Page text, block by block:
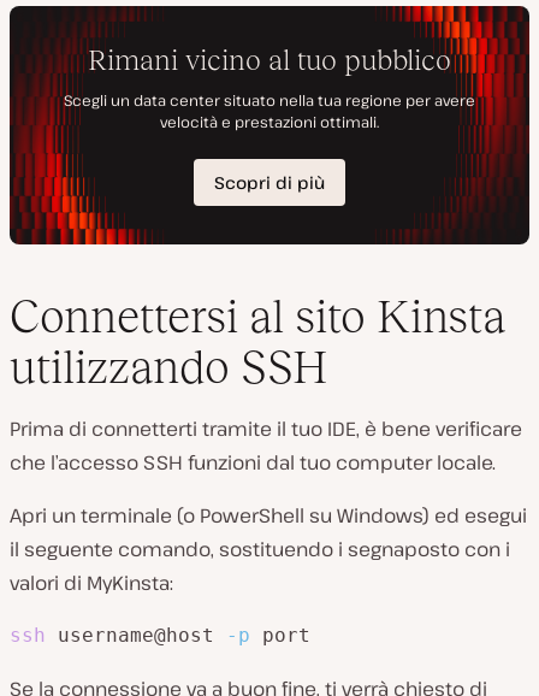
Connettersi al sito Kinsta
utilizzando SSH
Prima di connetterti tramite il tuo IDE, è bene verificare
che l’accesso SSH funzioni dal tuo computer locale.
Apri un terminale (o PowerShell su Windows) ed esegui
il seguente comando, sostituendo i segnaposto con i
valori di MyKinsta:
ssh username@host -p port
Se la connessione va a buon fine, ti verrà chiesto di